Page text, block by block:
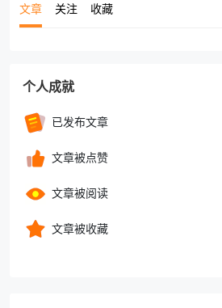
文章 关注 收藏
个人成就
已发布文章
文章被点赞
文章被阅读
文章被收藏